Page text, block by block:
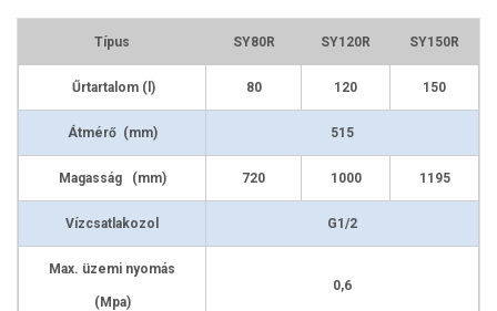
Típus SY80R SY120R SY150R
Űrtartalom (l) 80 120 150
Átmérő (mm) 515
Magasság (mm) 720 1000 1195
Vízcsatlakozol G1/2
Max. üzemi nyomás
(Mpa)
0,6